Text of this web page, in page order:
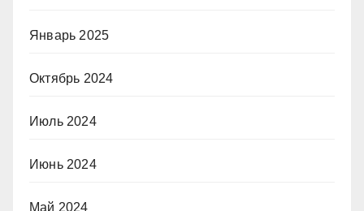
Январь 2025
Октябрь 2024
Июль 2024
Июнь 2024
Май 2024